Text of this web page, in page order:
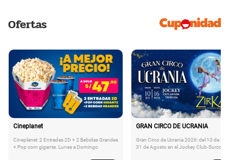
Ofertas
Cineplanet
Cineplanet: 2 Entradas 2D + 2 Bebidas Grandes
+ Pop corn gigante. Lunes a Domingo
GRAN CIRCO DE UCRANIA
Gran Circo de Ucrania 2026: del 10 de
31 de Agosto en el Jockey Club-Surco